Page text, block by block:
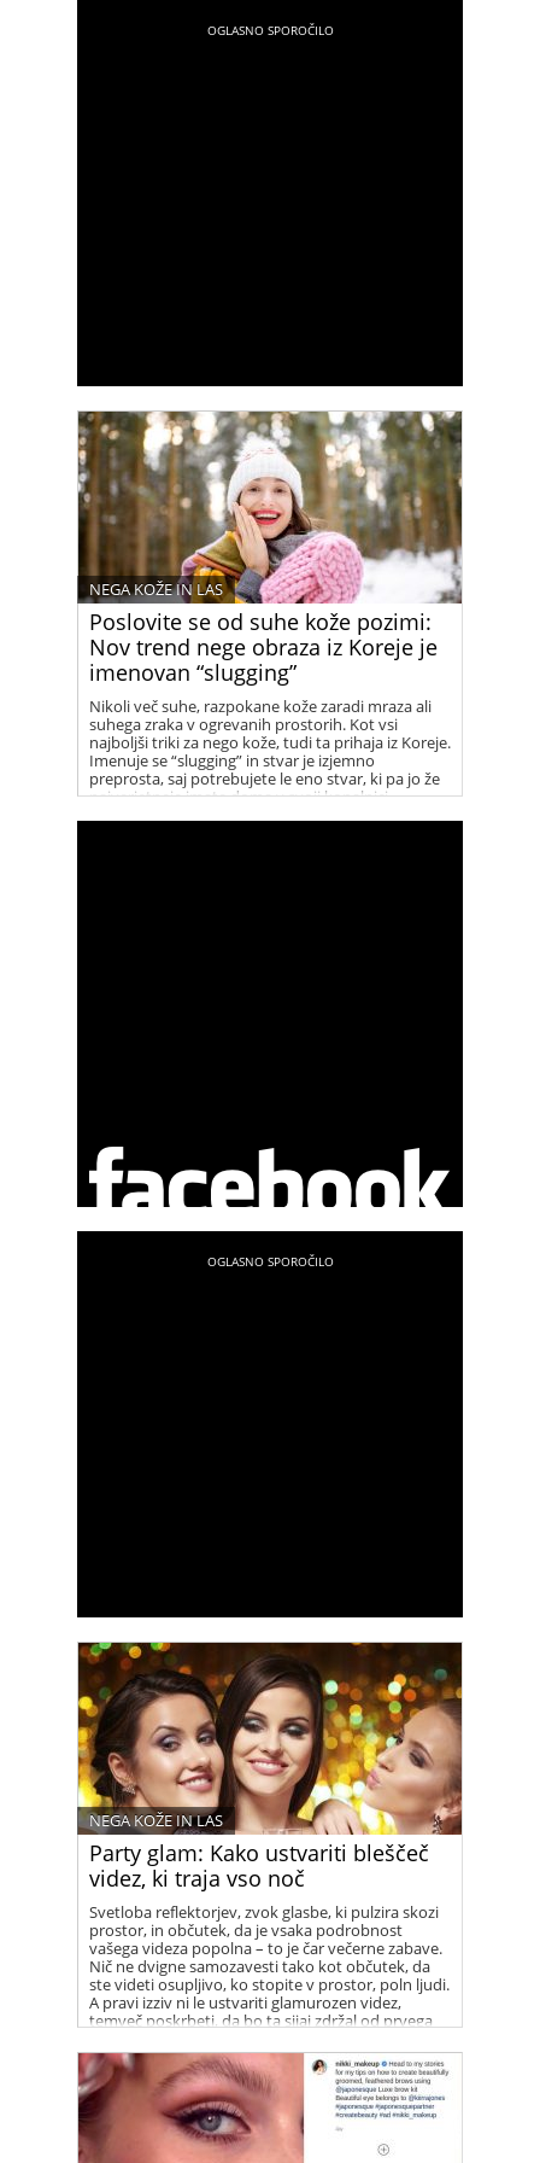
Poslovite se od suhe kože pozimi:
Nov trend nege obraza iz Koreje je
imenovan “slugging”
NEGA KOŽE IN LAS
Nikoli več suhe, razpokane kože zaradi mraza ali
suhega zraka v ogrevanih prostorih. Kot vsi
najboljši triki za nego kože, tudi ta prihaja iz Koreje.
Imenuje se “slugging” in stvar je izjemno
preprosta, saj potrebujete le eno stvar, ki pa jo že
najverjetneje imate doma v svoji kopalnici.
Party glam: Kako ustvariti bleščeč
videz, ki traja vso noč
NEGA KOŽE IN LAS
Svetloba reflektorjev, zvok glasbe, ki pulzira skozi
prostor, in občutek, da je vsaka podrobnost
vašega videza popolna – to je čar večerne zabave.
Nič ne dvigne samozavesti tako kot občutek, da
ste videti osupljivo, ko stopite v prostor, poln ljudi.
A pravi izziv ni le ustvariti glamurozen videz,
temveč poskrbeti, da bo ta sijaj zdržal od prvega
zori.